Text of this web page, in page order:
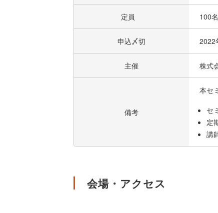
定員 100名
申込〆切 2022
主催 株式
備考
本セ
セ
定
講
会場・アクセス